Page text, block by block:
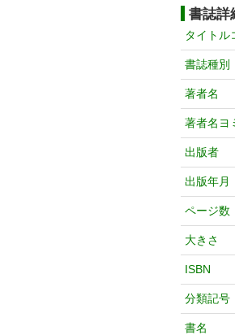
書誌詳
タイトル
書誌種別
著者名
著者名ヨ
出版者
出版年月
ページ数
大きさ
ISBN
分類記号
書名